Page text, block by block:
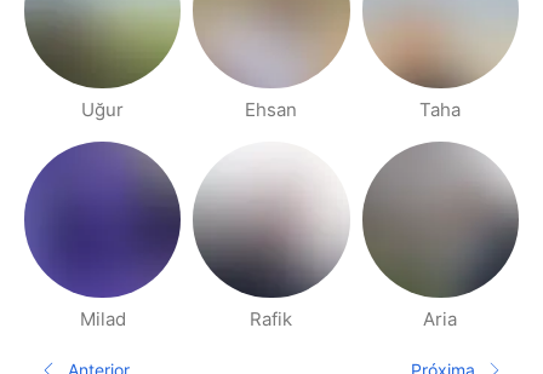
Uğur Ehsan Taha
Milad Rafik Aria
Páginas Pessoas Perto